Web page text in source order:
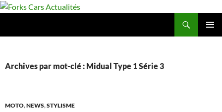
Aller
Archives par mot-clé : Midual Type 1 Série 3
MOTO,NEWS,STYLISME